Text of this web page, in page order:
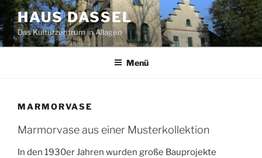
Zum
Inhalt
springen
HAUS DASSEL
Das Kulturzentrum in Allagen
Menü
MARMORVASE
Marmorvase aus einer Musterkollektion
In den 1930er Jahren wurden große Bauprojekte